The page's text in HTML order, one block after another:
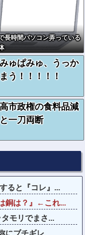
長時間パソコン弄っている
ゅぱみゅ、うっか
う！！！！！
市政権の食料品減
一刀両断
ると『コレ』...
銅は？』←これ...
モリでまさ...
にブチギレ